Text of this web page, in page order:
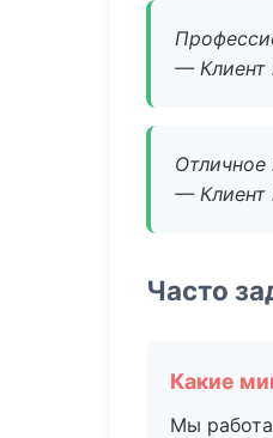
— Клиент
Отличное
— Клиент
Часто
Какие
Мы